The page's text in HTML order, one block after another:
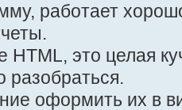
работает
это целая
разобраться.
оформить их в